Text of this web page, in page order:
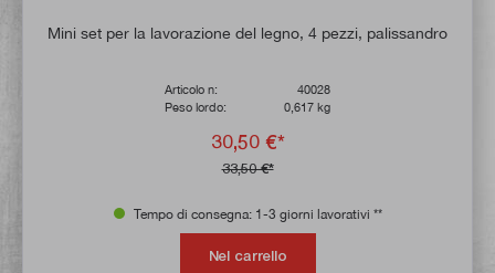
Mini set per la lavorazione del legno, 4 pezzi, palissandro
Articolo n:
40028
Peso lordo:
0,617 kg
30,50 €*
33,50 €*
Tempo di consegna: 1-3 giorni lavorativi **
Nel carrello